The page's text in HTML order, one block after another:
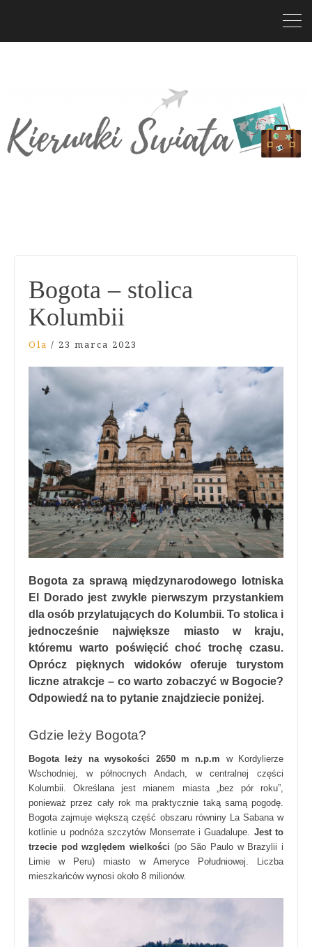
Bogota – stolica
Kolumbii
Ola / 23 marca 2023
Bogota za sprawą międzynarodowego lotniska
El Dorado jest zwykle pierwszym przystankiem
dla osób przylatujących do Kolumbii. To stolica i
jednocześnie największe miasto w kraju,
któremu warto poświęcić choć trochę czasu.
Oprócz pięknych widoków oferuje turystom
liczne atrakcje – co warto zobaczyć w Bogocie?
Odpowiedź na to pytanie znajdziecie poniżej.
Gdzie leży Bogota?
Bogota leży na wysokości 2650 m n.p.m w Kordylierze
Wschodniej, w północnych Andach, w centralnej części
Kolumbii. Określana jest mianem miasta „bez pór roku”,
ponieważ przez cały rok ma praktycznie taką samą pogodę.
Bogota zajmuje większą część obszaru równiny La Sabana w
kotlinie u podnóża szczytów Monserrate i Guadalupe. Jest to
trzecie pod względem wielkości (po São Paulo w Brazylii i
Limie w Peru) miasto w Ameryce Południowej. Liczba
mieszkańców wynosi około 8 milionów.